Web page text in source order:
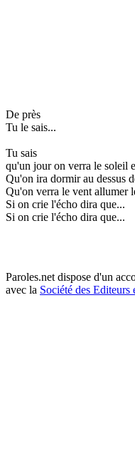
De près
Tu le sais...
Tu sais
qu'un jour on verra le soleil
Qu'on ira dormir au dessus
Qu'on verra le vent allumer
Si on crie l'écho dira que...
Si on crie l'écho dira que...
Paroles.net dispose d'un
avec la Société des